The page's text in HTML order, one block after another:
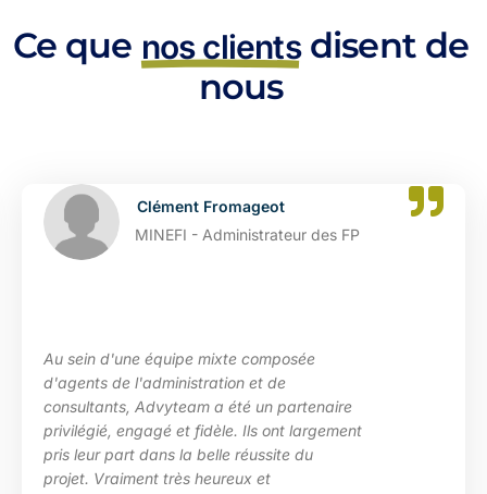
Ce que nos clientsdisent de
nous
Clément Fromageot
MINEFI - Administrateur des FP
Au sein d'une équipe mixte composée
d'agents de l'administration et de
consultants, Advyteam a été un partenaire
privilégié, engagé et fidèle. Ils ont largement
pris leur part dans la belle réussite du
projet. Vraiment très heureux et